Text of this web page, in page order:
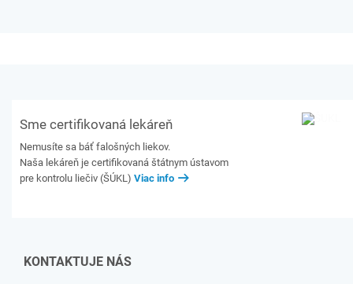
Sme certifikovaná lekáreň
Nemusíte sa báť falošných liekov.
Naša lekáreň je certifikovaná štátnym ústavom
pre kontrolu liečiv (ŠÚKL) Viac info
KONTAKTUJE NÁS